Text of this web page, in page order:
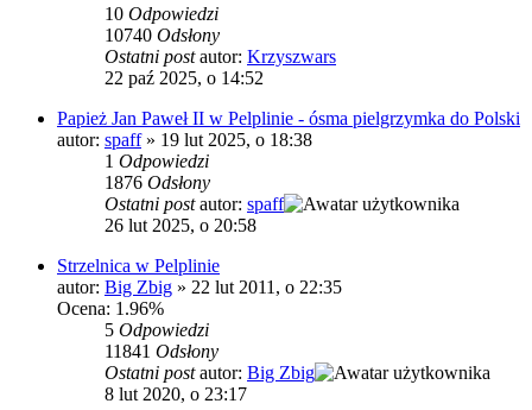
10 Odpowiedzi
10740 Odsłony
Ostatni postautor: Krzyszwars
22 paź 2025, o 14:52
Papież Jan Paweł II w Pelplinie - ósma pielgrzymka do Polski
autor: spaff» 19 lut 2025, o 18:38
1 Odpowiedzi
1876 Odsłony
Ostatni postautor: spaff
26 lut 2025, o 20:58
Strzelnica w Pelplinie
autor: Big Zbig » 22 lut 2011, o 22:35
Ocena: 1.96%
5 Odpowiedzi
11841 Odsłony
Ostatni postautor: Big Zbig
8 lut 2020, o 23:17